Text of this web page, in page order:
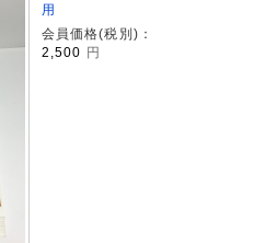
用
会員価格(税別)：
2,500
円